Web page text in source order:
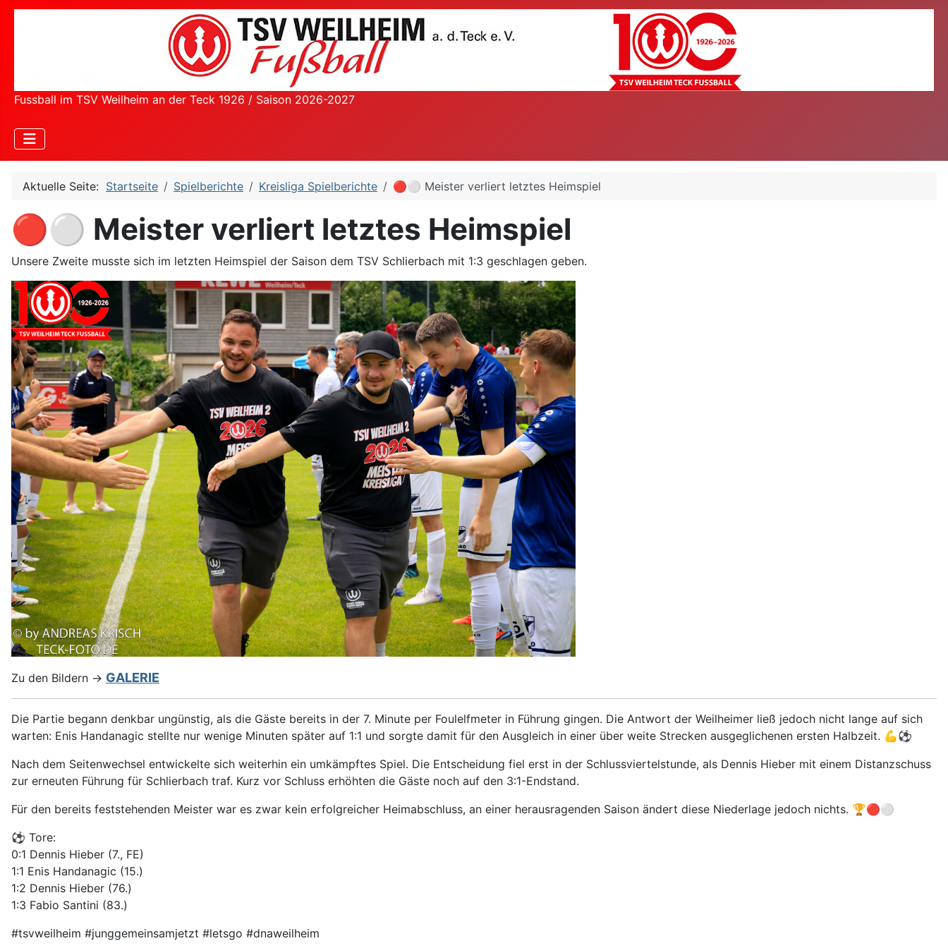
Fussball im TSV Weilheim an der Teck 1926 / Saison 2026-2027
Aktuelle Seite: Startseite Spielberichte Kreisliga Spielberichte 🔴⚪ Meister verliert letztes Heimspiel
🔴⚪ Meister verliert letztes Heimspiel
Unsere Zweite musste sich im letzten Heimspiel der Saison dem TSV Schlierbach mit 1:3 geschlagen geben.
Zu den Bildern -> GALERIE
Die Partie begann denkbar ungünstig, als die Gäste bereits in der 7. Minute per Foulelfmeter in Führung gingen. Die Antwort der Weilheimer ließ jedoch nicht lange auf sich
warten: Enis Handanagic stellte nur wenige Minuten später auf 1:1 und sorgte damit für den Ausgleich in einer über weite Strecken ausgeglichenen ersten Halbzeit. 💪⚽
Nach dem Seitenwechsel entwickelte sich weiterhin ein umkämpftes Spiel. Die Entscheidung fiel erst in der Schlussviertelstunde, als Dennis Hieber mit einem Distanzschuss
zur erneuten Führung für Schlierbach traf. Kurz vor Schluss erhöhten die Gäste noch auf den 3:1-Endstand.
Für den bereits feststehenden Meister war es zwar kein erfolgreicher Heimabschluss, an einer herausragenden Saison ändert diese Niederlage jedoch nichts. 🏆🔴⚪
⚽ Tore:
0:1 Dennis Hieber (7., FE)
1:1 Enis Handanagic (15.)
1:2 Dennis Hieber (76.)
1:3 Fabio Santini (83.)
#tsvweilheim #junggemeinsamjetzt #letsgo #dnaweilheim